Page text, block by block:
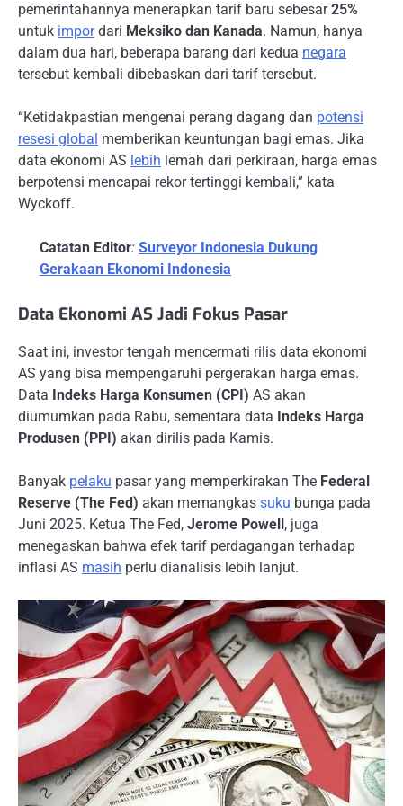
pemerintahannya menerapkan tarif baru sebesar25%
untuk impordari Meksiko dan Kanada. Namun, hanya
dalam dua hari, beberapa barang dari kedua negara
tersebut kembali dibebaskan dari tarif tersebut.
“Ketidakpastian mengenai perang dagang dan potensi
resesi global memberikan keuntungan bagi emas. Jika
data ekonomi AS lebih lemah dari perkiraan, harga emas
berpotensi mencapai rekor tertinggi kembali,” kata
Wyckoff.
Catatan Editor: Surveyor Indonesia Dukung
Gerakaan Ekonomi Indonesia
Data Ekonomi AS Jadi Fokus Pasar
Saat ini, investor tengah mencermati rilis data ekonomi
AS yang bisa mempengaruhi pergerakan harga emas.
Data Indeks Harga Konsumen (CPI) AS akan
diumumkan pada Rabu, sementara data Indeks Harga
Produsen (PPI) akan dirilis pada Kamis.
Banyak pelaku pasar yang memperkirakan The Federal
Reserve (The Fed) akan memangkas suku bunga pada
Juni 2025. Ketua The Fed, Jerome Powell, juga
menegaskan bahwa efek tarif perdagangan terhadap
inflasi AS masih perlu dianalisis lebih lanjut.